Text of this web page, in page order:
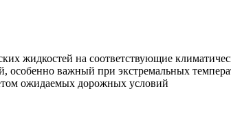
жидкостей на соответствующие
особенно важный при экстремальных
ожидаемых дорожных условий